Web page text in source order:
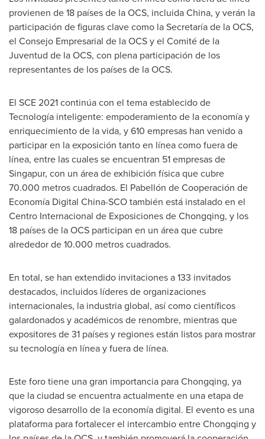
provienen de 18 países de la OCS, incluidaChina, y verán la
participación de figuras clave como la Secretaría de la OCS,
el Consejo Empresarial de la OCS y el Comité de la
Juventud de la OCS, con plena participación de los
representantes de los países de la OCS.
El SCE 2021 continúa con el tema establecido de
Tecnología inteligente: empoderamiento de la economía y
enriquecimiento de la vida, y 610 empresas han venido a
participar en la exposición tanto en línea como fuera de
línea, entre las cuales se encuentran 51 empresas de
Singapur, con un área de exhibición física que cubre
70.000 metros cuadrados. El Pabellón de Cooperación de
Economía Digital China-SCO también está instalado en el
Centro Internacional de Exposiciones deChongqing, y los
18 países de la OCS participan en un área que cubre
alrededor de 10.000 metros cuadrados.
En total, se han extendido invitaciones a 133 invitados
destacados, incluidos líderes de organizaciones
internacionales, la industria global, así como científicos
galardonados y académicos de renombre, mientras que
expositores de 31 países y regiones están listos para mostrar
su tecnología en línea y fuera de línea.
Este foro tiene una gran importancia paraChongqing, ya
que la ciudad se encuentra actualmente en una etapa de
vigoroso desarrollo de la economía digital. El evento es una
plataforma para fortalecer el intercambio entreChongqing y